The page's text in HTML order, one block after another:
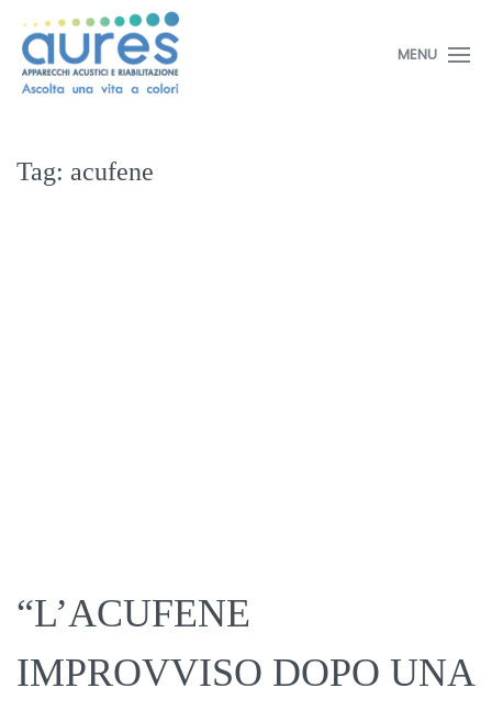
MENU
Tag: acufene
“L’ACUFENE
IMPROVVISO DOPO UNA